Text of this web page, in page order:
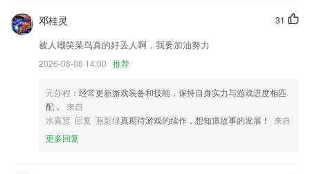
31
邓桂灵
被人嘲笑菜鸟真的好丢人啊，我要加油努力
2026-08-06 14:00 推荐
元莎程 ：经常更新游戏装备和技能，保持自身实力与游戏进度相匹
配，
来自
水嘉贤 回复 燕影绿真期待游戏的续作，想知道故事的发展！
来自
更多回复